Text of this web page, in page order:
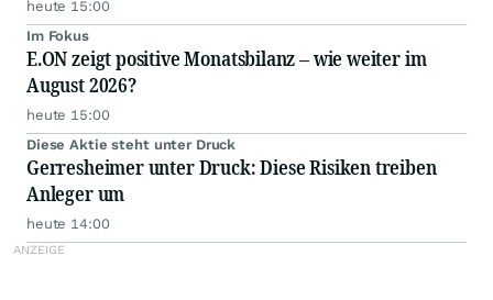
heute 15:00
Im Fokus
E.ON zeigt positive Monatsbilanz – wie weiter im
August 2026?
heute 15:00
Diese Aktie steht unter Druck
Gerresheimer unter Druck: Diese Risiken treiben
Anleger um
heute 14:00